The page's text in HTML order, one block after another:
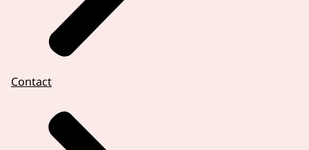
Contact